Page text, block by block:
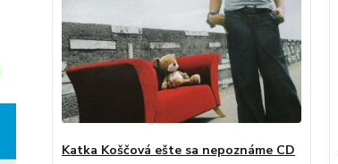
Katka Koščová ešte sa nepoznáme CD